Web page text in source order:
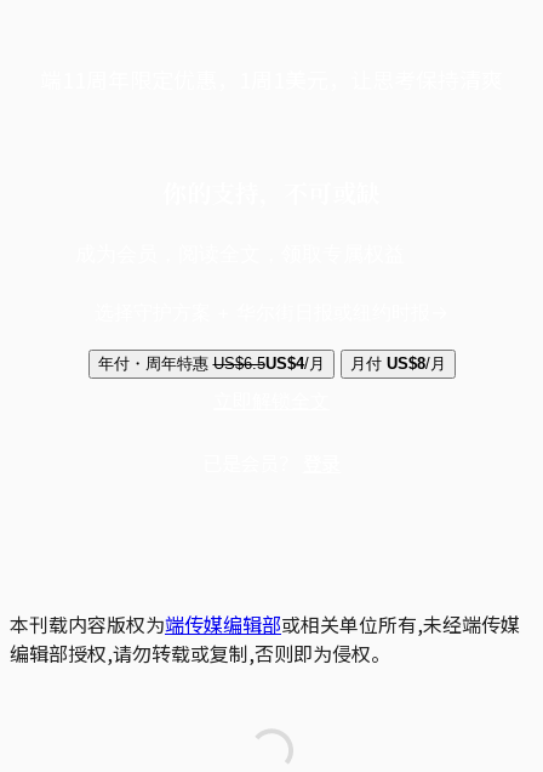
年付・周年特惠 US$6.5US$4/月 月付 US$8/月
本刊载内容版权为端传媒编辑部或相关单位所有,未经端传媒
编辑部授权,请勿转载或复制,否则即为侵权。